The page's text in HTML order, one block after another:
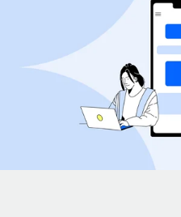
Globales Onboarding
Freelancer:innen
PEO
Auslagern von
INFRASTRUKTUR
Remote Embedded
WACHSTUMSPHASE
Startups
Agile HR- und Payroll-
Unternehmen
Maßgeschneiderte HR-
Honorarzahlungen
Informationen zu
Abwicklungsfristen für
LERNEN MIT REMOTE
Forschung und Leitfäden
Français